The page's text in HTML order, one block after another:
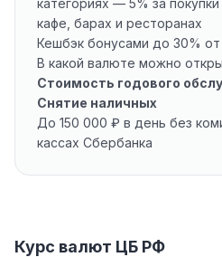
категориях — 5% за
кафе, барах и ресторанах
Кешбэк бонусами до 30%
В какой валюте можно
Стоимость годового
Снятие наличных
До 150 000 ₽ в день без
кассах Сбербанка
Курс валют ЦБ РФ